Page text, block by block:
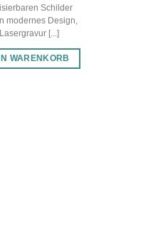
Schilder
modernes Design,
[...]
WARENKORB